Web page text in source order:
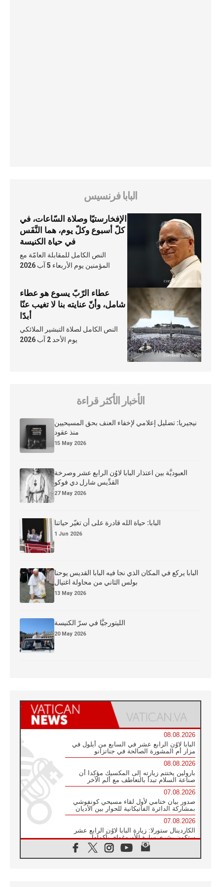
البابا فرنسيس
الإفخارستيّا وصلاة السّاعات، في
كلّ أسبوع وكلّ يوم، هما النَّفَس
في حياة الكنيسة
النص الكامل للمقابلة العامّة مع
المؤمنين يوم الأربعاء 5 آب 2026
عطاء الرّبّ يسوع هو عطاء
شامل، وأنّ عنايته بنا لا تغيب عنّا
أبدًا
النص الكامل لصلاة التبشير الملائكي
يوم الأحد 2 آب 2026
الأخبار الأكثر قراءة
نيجيريا: تضليل إعلامي لإخفاء العنف بحق المسيحيين
منذ عقود
15 May 2026
العبوديَّة بين اعتذار البابا لاوُن الرابع عشر وصرخة
القدِّيس شارل دي فوكو
27 May 2026
البابا: حياة الله قادرة على أن تغيّر حياتنا
1 Jun 2026
البابا يركع في المكان الذي نجا فيه البابا القديس يوحنا
بولس الثاني من محاولة اغتيال
13 May 2026
الليتورجيَّا في سرّ الكنيسة
20 May 2026
08.08.2026
البابا لاوُن الرابع عشر في السابع من أيلول في
مزار أم المشورة الصالحة في جناتزانو
08.08.2026
بارولين يختتم زيارته إلى المكسيك مؤكدا أن
صناعة السلام تبدأ بالتعاطف مع ألم الآخر
07.08.2026
صدور بيان ختامي لأول لقاء مسيحي كونفوشي
بمشاركة الدائرة الفاتيكانية للحوار بين الأديان
07.08.2026
الكاردينال ستورلا: زيارة البابا لاوُن الرابع عشر
ستكون بشرى سارة للأوروغواي بأكملها
الفاتيكان يعلن برنامج الزيارة الرسولية للبابا لاوُن